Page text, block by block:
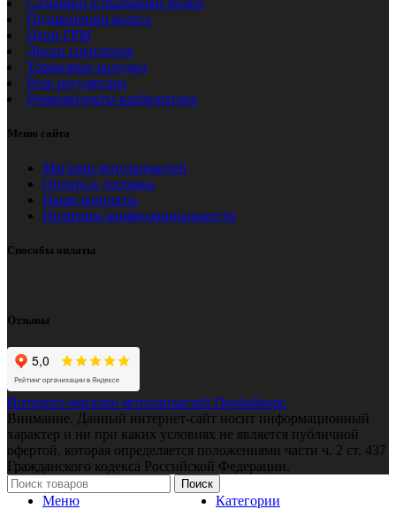
Подшипники колеса
Цепи ГРМ
Диски сцепления
Тормозные колодки
Реле регуляторы
Ремкомплекты карбюратора
Меню сайта
Магазин мотозапчастей
Оплата и доставка
Наши контакты
Политика конфиденциальности
Способы оплаты
Отзывы
Интернет-магазин мотозапчастей Пробайкерс
Внимание. Данный интернет-сайт носит информационный
характер и ни при каких условиях не является публичной
офертой, которая определяется положениями части ч. 2 ст. 437
Гражданского кодекса Российской Федерации.
Поиск
Меню
Категории